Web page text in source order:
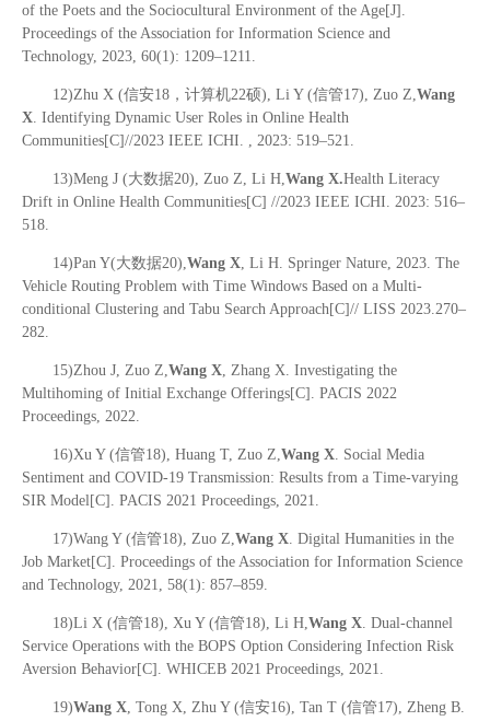
of the Poets and the Sociocultural Environment of the Age[J].
Proceedings of the Association for Information Science and
Technology, 2023, 60(1): 1209–1211.
12)Zhu X (信安18，计算机22硕), Li Y (信管17), Zuo Z,Wang
X. Identifying Dynamic User Roles in Online Health
Communities[C]//2023 IEEE ICHI. , 2023: 519–521.
13)Meng J (大数据20), Zuo Z, Li H,Wang X.Health Literacy
Drift in Online Health Communities[C] //2023 IEEE ICHI. 2023: 516–
518.
14)Pan Y(大数据20),Wang X, Li H. Springer Nature, 2023. The
Vehicle Routing Problem with Time Windows Based on a Multi-
conditional Clustering and Tabu Search Approach[C]// LISS 2023.270–
282.
15)Zhou J, Zuo Z,Wang X, Zhang X. Investigating the
Multihoming of Initial Exchange Offerings[C]. PACIS 2022
Proceedings, 2022.
16)Xu Y (信管18), Huang T, Zuo Z,Wang X. Social Media
Sentiment and COVID-19 Transmission: Results from a Time-varying
SIR Model[C]. PACIS 2021 Proceedings, 2021.
17)Wang Y (信管18), Zuo Z,Wang X. Digital Humanities in the
Job Market[C]. Proceedings of the Association for Information Science
and Technology, 2021, 58(1): 857–859.
18)Li X (信管18), Xu Y (信管18), Li H,Wang X. Dual-channel
Service Operations with the BOPS Option Considering Infection Risk
Aversion Behavior[C]. WHICEB 2021 Proceedings, 2021.
19)Wang X, Tong X, Zhu Y (信安16), Tan T (信管17), Zheng B.